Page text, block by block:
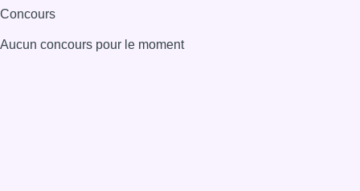
Concours
Aucun concours pour le moment